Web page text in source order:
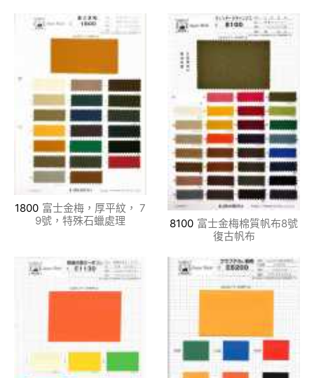
1800 富士金梅，厚平紋， 7
9號，特殊石蠟處理
8100 富士金梅棉質帆布8號
復古帆布